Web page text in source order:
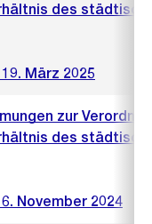
des
März 2025
zur
des
November 2024